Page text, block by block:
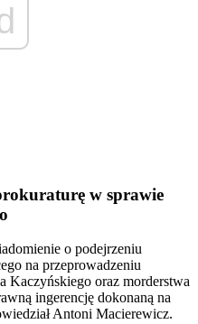
w sprawie
o podejrzeniu
na przeprowadzeniu
Kaczyńskiego oraz morderstwa
ingerencję dokonaną na
Antoni Macierewicz.